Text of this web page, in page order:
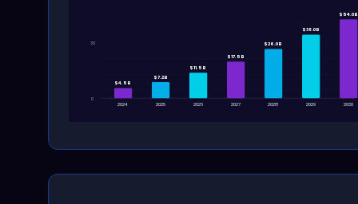
2024 2025 2026 2027 2028 2029 2030
$4.5B
$7.2B
$11.5B
$17.5B
$26.0B
$38.0B
$54.0B
0
30